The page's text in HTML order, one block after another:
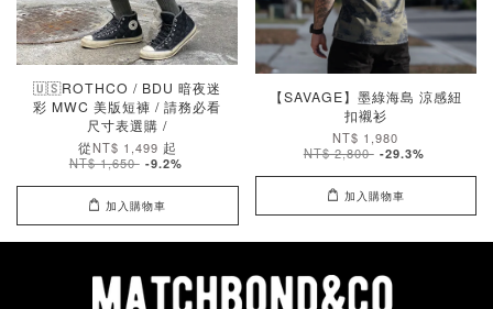
🇺🇸ROTHCO / BDU 暗夜迷
彩 MWC 美版短褲 / 請務必看
尺寸表選購 /
從NT$ 1,499 起
NT$ 1,650 -9.2%
加入購物車
【SAVAGE】墨綠海島 涼感紐
扣襯衫
NT$ 1,980
NT$ 2,800 -29.3%
加入購物車